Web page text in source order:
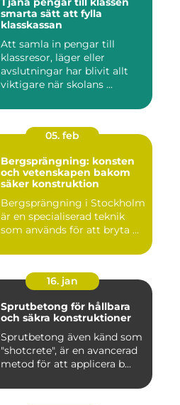
smarta sätt att fylla
klasskassan
Att samla in pengar till
klassresor, läger eller
avslutningar har blivit allt
viktigare när skolans ...
05. feb
Bergsprängning: konsten
och vetenskapen bakom
säker konstruktion
Bergsprängning i Stockholm
är en specialiserad teknik
som används för att bryta ...
16. jan
Sprutbetong för hållbara
och säkra konstruktioner
Sprutbetong även känd som
"shotcrete", är en avancerad
metod för att applicera b...